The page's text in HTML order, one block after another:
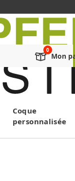
Mon
Coque
personnalisée